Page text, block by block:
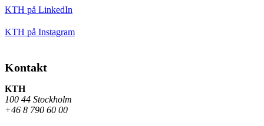
KTH på LinkedIn
KTH på Instagram
Kontakt
KTH
100 44 Stockholm
+46 8 790 60 00